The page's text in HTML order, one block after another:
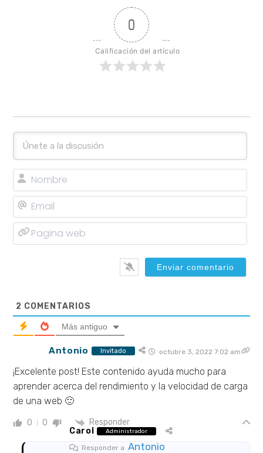
0
Calificación del artículo
2 COMENTARIOS
Más antiguo
Antonio Invitado octubre 3, 2022 7:02 am
¡Excelente post! Este contenido ayuda mucho para
aprender acerca del rendimiento y la velocidad de carga
de una web 🙂
0 0
Responder
Carol
Administrador
Responder a Antonio